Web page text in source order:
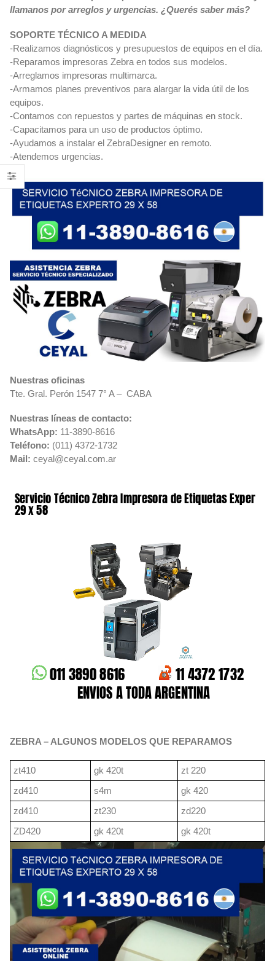
llamanos por arreglos y urgencias. ¿Querés saber más?
SOPORTE TÉCNICO A MEDIDA
-Realizamos diagnósticos y presupuestos de equipos en el día.
-Reparamos impresoras Zebra en todos sus modelos.
-Arreglamos impresoras multimarca.
-Armamos planes preventivos para alargar la vida útil de los
equipos.
-Contamos con repuestos y partes de máquinas en stock.
-Capacitamos para un uso de productos óptimo.
-Ayudamos a instalar el ZebraDesigner en remoto.
-Atendemos urgencias.
Nuestras oficinas
Tte. Gral. Perón 1547 7° A – CABA
Nuestras líneas de contacto:
WhatsApp: 11-3890-8616
Teléfono: (011) 4372-1732
Mail: ceyal@ceyal.com.ar
ZEBRA – ALGUNOS MODELOS QUE REPARAMOS
zt410 gk 420t
zt 220
zd410
s4m
gk 420
zd410
zt230
zd220
ZD420
gk 420t gk 420t